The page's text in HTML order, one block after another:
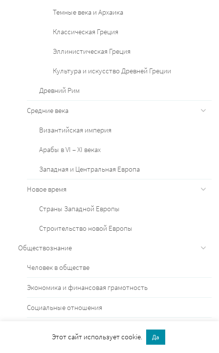
Темные века и Архаика
Классическая Греция
Эллинистическая Греция
Культура и искусство Древней Греции
Древний Рим
Средние века
Византийская империя
Арабы в VI – XI веках
Западная и Центральная Европа
Новое время
Страны Западной Европы
Строительство новой Европы
Обществознание
Человек в обществе
Экономика и финансовая грамотность
Социальные отношения
Этот сайт использует cookie. Да